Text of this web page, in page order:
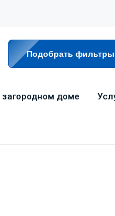
Подобрать фильтры
доме